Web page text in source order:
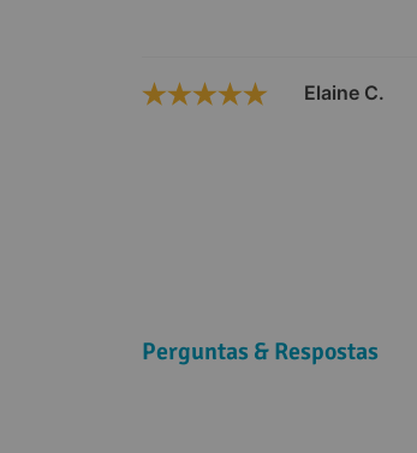
Elaine C.
Perguntas & Respostas